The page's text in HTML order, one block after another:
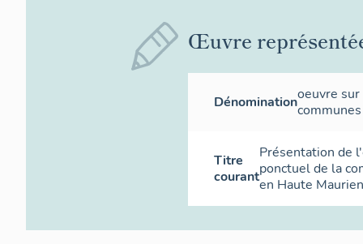
Œuvre
Dénominationoeuvre
communes
Titre
courant
Présentation de
ponctuel de la
en Haute